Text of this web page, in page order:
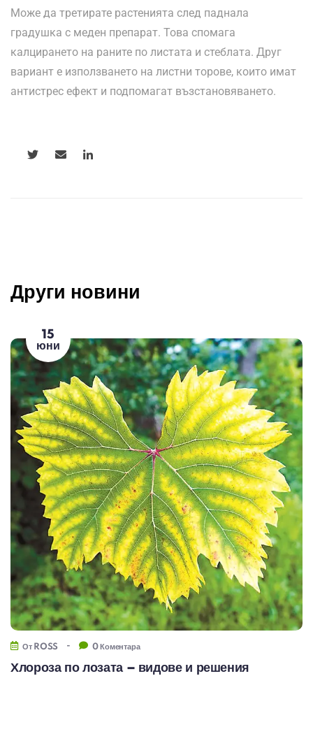
Може да третирате растенията след паднала
градушка с меден препарат. Това спомага
калцирането на раните по листата и стеблата. Друг
вариант е използването на листни торове, които имат
антистрес ефект и подпомагат възстановяването.
Други новини
15
юни
От ROSS - 0 Коментара
Хлороза по лозата – видове и решения